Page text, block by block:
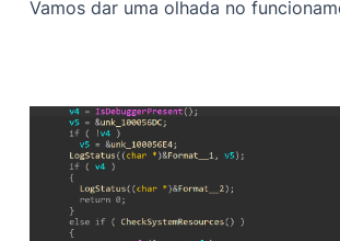
Vamos dar uma olhada no